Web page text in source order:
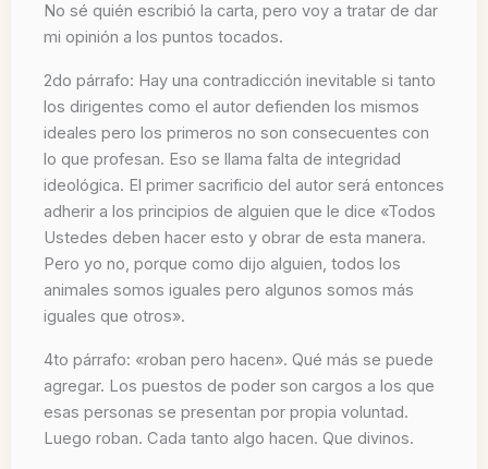
No sé quién escribió la carta, pero voy a tratar de dar
mi opinión a los puntos tocados.
2do párrafo: Hay una contradicción inevitable si tanto
los dirigentes como el autor defienden los mismos
ideales pero los primeros no son consecuentes con
lo que profesan. Eso se llama falta de integridad
ideológica. El primer sacrificio del autor será entonces
adherir a los principios de alguien que le dice «Todos
Ustedes deben hacer esto y obrar de esta manera.
Pero yo no, porque como dijo alguien, todos los
animales somos iguales pero algunos somos más
iguales que otros».
4to párrafo: «roban pero hacen». Qué más se puede
agregar. Los puestos de poder son cargos a los que
esas personas se presentan por propia voluntad.
Luego roban. Cada tanto algo hacen. Que divinos.